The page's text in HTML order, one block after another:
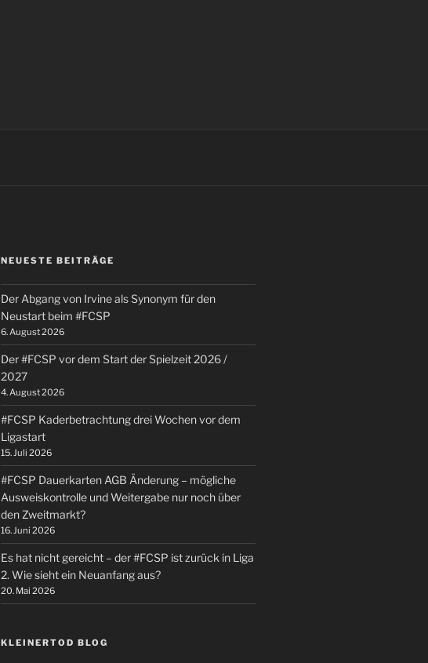
NEUESTE BEITRÄGE
Der Abgang von Irvine als Synonym für den
Neustart beim #FCSP
6. August 2026
Der #FCSP vor dem Start der Spielzeit 2026 /
2027
4. August 2026
#FCSP Kaderbetrachtung drei Wochen vor dem
Ligastart
15. Juli 2026
#FCSP Dauerkarten AGB Änderung – mögliche
Ausweiskontrolle und Weitergabe nur noch über
den Zweitmarkt?
16. Juni 2026
Es hat nicht gereicht – der #FCSP ist zurück in Liga
2. Wie sieht ein Neuanfang aus?
20. Mai 2026
KLEINERTOD BLOG